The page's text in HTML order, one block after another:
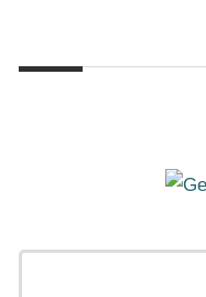
springen
Gefühl
für